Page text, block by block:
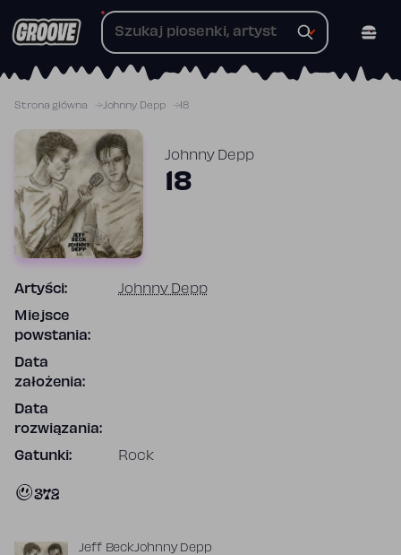
do
Strona główna Johnny Depp 18
Johnny Depp
18
Artyści: Johnny Depp
Miejsce
powstania:
Data
założenia:
Data
rozwiązania:
Gatunki: Rock
372
Jeff BeckJohnny Depp